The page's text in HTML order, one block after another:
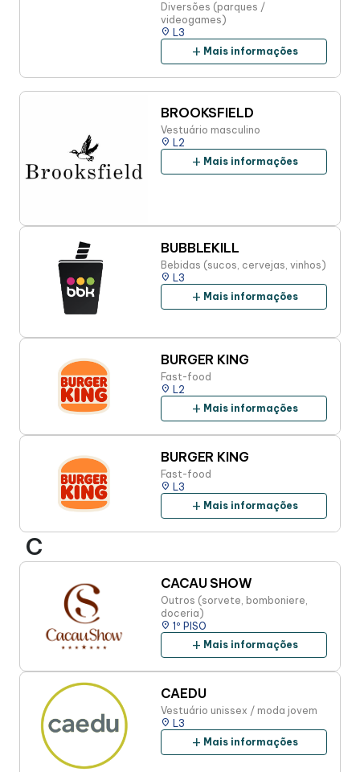
Diversões (parques /
videogames)
place L3
add Mais informações
BROOKSFIELD
Vestuário masculino
place L2
add Mais informações
BUBBLEKILL
Bebidas (sucos, cervejas, vinhos)
place L3
add Mais informações
BURGER KING
Fast-food
place L2
add Mais informações
BURGER KING
Fast-food
place L3
add Mais informações
C
CACAU SHOW
Outros (sorvete, bomboniere,
doceria)
place 1º PISO
add Mais informações
CAEDU
Vestuário unissex / moda jovem
place L3
add Mais informações